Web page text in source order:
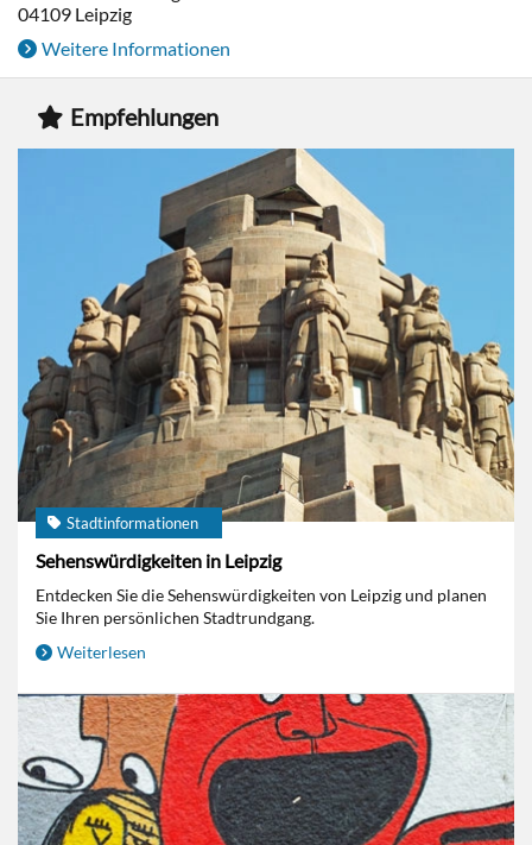
04109 Leipzig
Weitere Informationen
Empfehlungen
Stadtinformationen
Sehenswürdigkeiten in Leipzig
Entdecken Sie die Sehenswürdigkeiten von Leipzig und planen
Sie Ihren persönlichen Stadtrundgang.
Weiterlesen